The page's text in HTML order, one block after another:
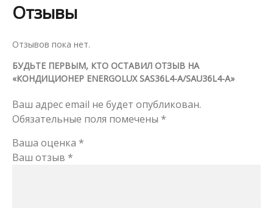
Отзывы
Отзывов пока нет.
БУДЬТЕ ПЕРВЫМ, КТО ОСТАВИЛ ОТЗЫВ НА
«КОНДИЦИОНЕР ENERGOLUX SAS36L4-A/SAU36L4-A»
Ваш адрес email не будет опубликован.
Обязательные поля помечены *
Ваша оценка *
Ваш отзыв *